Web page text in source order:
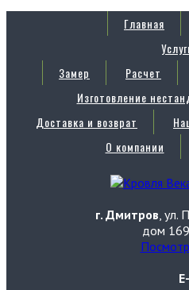
Главная
Замер
Расчет
Изготовление
Доставка и возврат
О компании
г. Дмитров, ул.
дом